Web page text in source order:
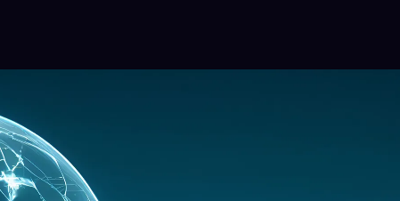
一鍵配搭出三